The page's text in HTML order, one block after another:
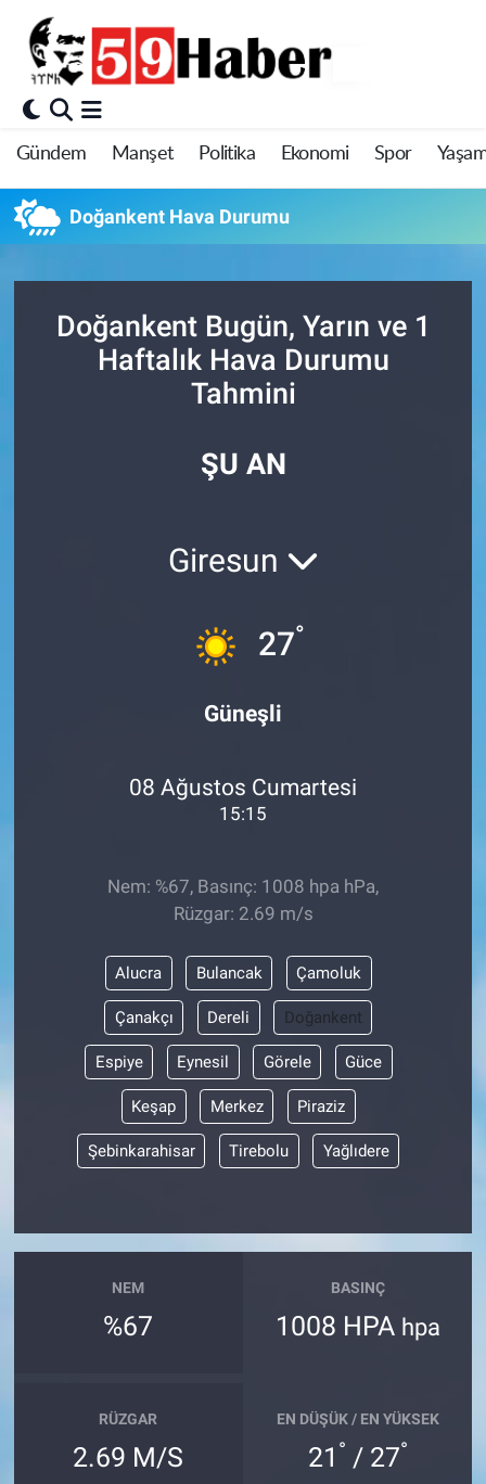
Gündem Manşet Politika Ekonomi Spor
Doğankent Hava Durumu
Doğankent Bugün, Yarın ve 1
Haftalık Hava Durumu
Tahmini
ŞU AN
Giresun
27°
Güneşli
08 Ağustos Cumartesi
15:15
Nem: %67, Basınç: 1008 hpa hPa,
Rüzgar: 2.69 m/s
Alucra Bulancak Çamoluk
Çanakçı Dereli Doğankent
Espiye Eynesil Görele Güce
Keşap Merkez Piraziz
Şebinkarahisar Tirebolu Yağlıdere
NEM
%67
BASINÇ
1008 HPA hpa
RÜZGAR
2.69 M/S
EN DÜŞÜK / EN YÜKSEK
21 ° / 27°